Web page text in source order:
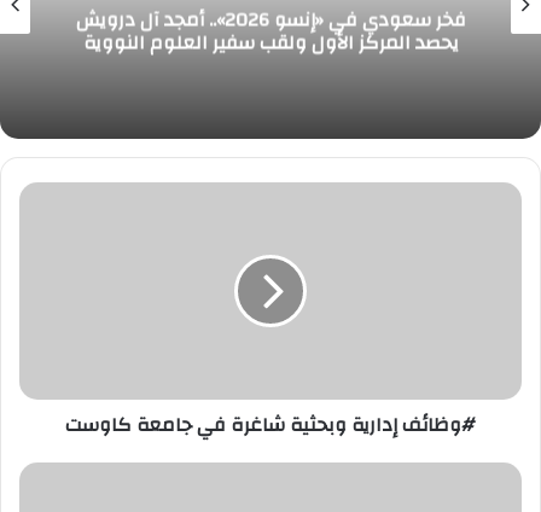
فخر سعودي في «إنسو 2026».. أمجد آل درويش
يحصد المركز الأول ولقب سفير العلوم النووية
#وظائف
#وظائف إدارية وبحثية شاغرة في جامعة كاوست
#وظائف